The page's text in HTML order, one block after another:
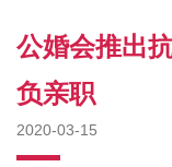
公婚会推出
负亲职
2020-03-15